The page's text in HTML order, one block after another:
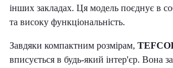
інших закладах. Ця модель поєднує в
та високу функціональність.
Завдяки компактним розмірам,
вписується в будь-який інтер'єр. Вона